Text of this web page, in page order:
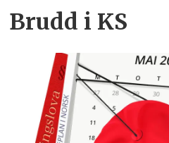
Brudd i KS